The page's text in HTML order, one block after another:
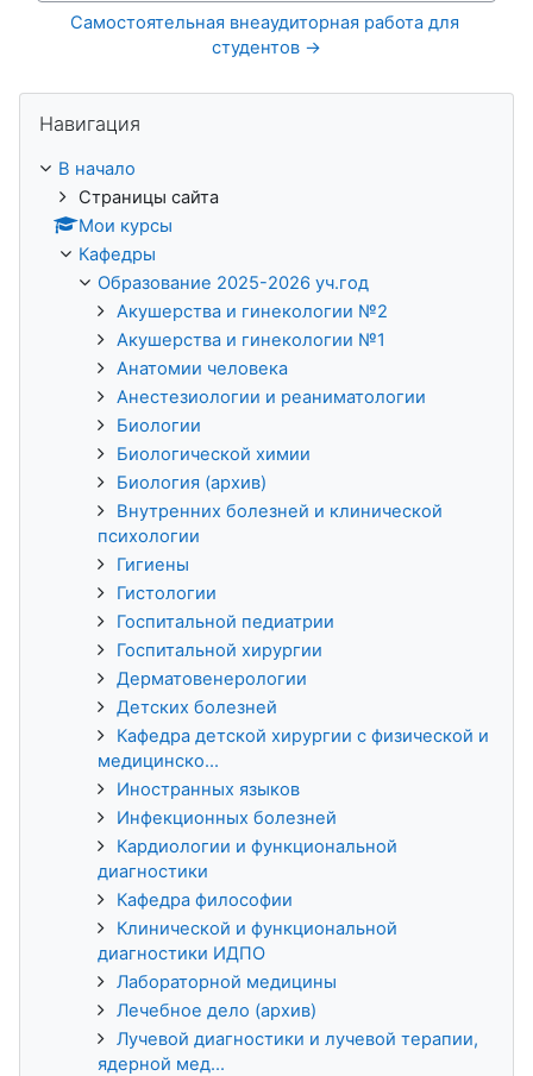
Самостоятельная внеаудиторная работа для
студентов →
Навигация
В начало
Страницы сайта
Мои курсы
Кафедры
Образование 2025-2026 уч.год
Акушерства и гинекологии №2
Акушерства и гинекологии №1
Анатомии человека
Анестезиологии и реаниматологии
Биологии
Биологической химии
Биология (архив)
Внутренних болезней и клинической
психологии
Гигиены
Гистологии
Госпитальной педиатрии
Госпитальной хирургии
Дерматовенерологии
Детских болезней
Кафедра детской хирургии с физической и
медицинско...
Иностранных языков
Инфекционных болезней
Кардиологии и функциональной
диагностики
Кафедра философии
Клинической и функциональной
диагностики ИДПО
Лабораторной медицины
Лечебное дело (архив)
Лучевой диагностики и лучевой терапии,
ядерной мед...